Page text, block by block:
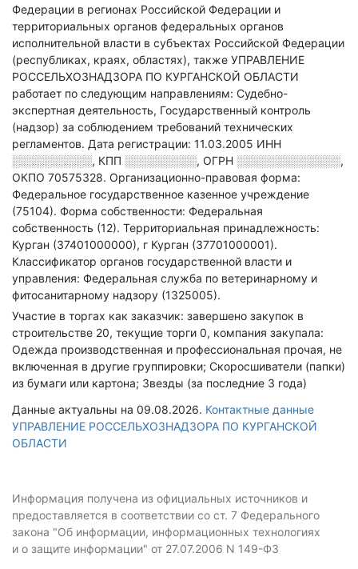
Федерации в регионах Российской Федерации и
территориальных органов федеральных органов
исполнительной власти в субъектах Российской Федерации
(республиках, краях, областях), также УПРАВЛЕНИЕ
РОССЕЛЬХОЗНАДЗОРА ПО КУРГАНСКОЙ ОБЛАСТИ
работает по следующим направлениям: Судебно-
экспертная деятельность, Государственный контроль
(надзор) за соблюдением требований технических
регламентов. Дата регистрации: 11.03.2005 ИНН
░░░░░░░░░░, КПП ░░░░░░░░░, ОГРН ░░░░░░░░░░░░░,
ОКПО 70575328. Организационно-правовая форма:
Федеральное государственное казенное учреждение
(75104). Форма собственности: Федеральная
собственность (12). Территориальная принадлежность:
Курган (37401000000), г Курган (37701000001).
Классификатор органов государственной власти и
управления: Федеральная служба по ветеринарному и
фитосанитарному надзору (1325005).
Участие в торгах как заказчик: завершено закупок в
строительстве 20, текущие торги 0, компания закупала:
Одежда производственная и профессиональная прочая, не
включенная в другие группировки; Скоросшиватели (папки)
из бумаги или картона; Звезды (за последние 3 года)
Данные актуальны на 09.08.2026. Контактные данные
УПРАВЛЕНИЕ РОССЕЛЬХОЗНАДЗОРА ПО КУРГАНСКОЙ
ОБЛАСТИ
Информация получена из официальных источников и
предоставляется в соответствии со ст. 7 Федерального
закона "Об информации, информационных технологиях
и о защите информации" от 27.07.2006 N 149-ФЗ